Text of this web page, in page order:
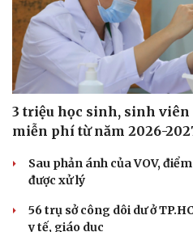
Sản phụ khoa
Nhi khoa
Nam khoa
Làm đẹp - giảm cân
Phòng mạch online
3 triệu học sinh, sinh viên
miễn phí từ năm 2026-
Sau phản ánh của VOV,
được xử lý
56 trụ sở công dôi dư ở
y tế, giáo dục